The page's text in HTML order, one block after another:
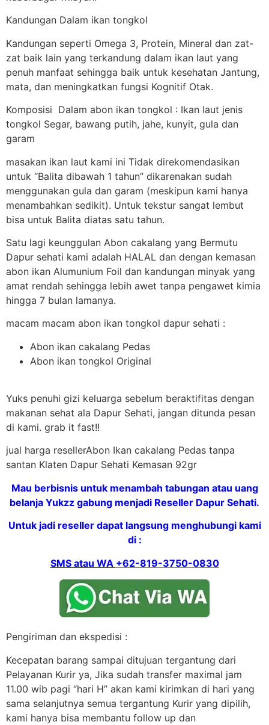
Kandungan Dalam ikan tongkol
Kandungan seperti Omega 3, Protein, Mineral dan zat-
zat baik lain yang terkandung dalam ikan laut yang
penuh manfaat sehingga baik untuk kesehatan Jantung,
mata, dan meningkatkan fungsi Kognitif Otak.
Komposisi Dalam abon ikan tongkol : Ikan laut jenis
tongkol Segar, bawang putih, jahe, kunyit, gula dan
garam
masakan ikan laut kami ini Tidak direkomendasikan
untuk “Balita dibawah 1 tahun” dikarenakan sudah
menggunakan gula dan garam (meskipun kami hanya
menambahkan sedikit). Untuk tekstur sangat lembut
bisa untuk Balita diatas satu tahun.
Satu lagi keunggulan Abon cakalang yang Bermutu
Dapur sehati kami adalah HALAL dan dengan kemasan
abon ikan Alumunium Foil dan kandungan minyak yang
amat rendah sehingga lebih awet tanpa pengawet kimia
hingga 7 bulan lamanya.
macam macam abon ikan tongkol dapur sehati :
Abon ikan cakalang Pedas
Abon ikan tongkol Original
Yuks penuhi gizi keluarga sebelum beraktifitas dengan
makanan sehat ala Dapur Sehati, jangan ditunda pesan
di kami. grab it fast!!
jual harga resellerAbon Ikan cakalang Pedas tanpa
santan Klaten Dapur Sehati Kemasan 92gr
Mau berbisnis untuk menambah tabungan atau uang
belanja Yukzz gabung menjadi Reseller Dapur Sehati.
Untuk jadi reseller dapat langsung menghubungi kami
di :
SMS atau WA +62-819-3750-0830
Pengiriman dan ekspedisi :
Kecepatan barang sampai ditujuan tergantung dari
Pelayanan Kurir ya, Jika sudah transfer maximal jam
11.00 wib pagi “hari H” akan kami kirimkan di hari yang
sama selanjutnya semua tergantung Kurir yang dipilih,
kami hanya bisa membantu follow up dan